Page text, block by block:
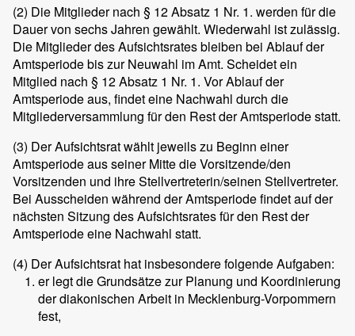
(2) Die Mitglieder nach § 12 Absatz 1 Nr. 1. werden für die
Dauer von sechs Jahren gewählt. Wiederwahl ist zulässig.
Die Mitglieder des Aufsichtsrates bleiben bei Ablauf der
Amtsperiode bis zur Neuwahl im Amt. Scheidet ein
Mitglied nach § 12 Absatz 1 Nr. 1. Vor Ablauf der
Amtsperiode aus, findet eine Nachwahl durch die
Mitgliederversammlung für den Rest der Amtsperiode statt.
(3) Der Aufsichtsrat wählt jeweils zu Beginn einer
Amtsperiode aus seiner Mitte die Vorsitzende/den
Vorsitzenden und ihre Stellvertreterin/seinen Stellvertreter.
Bei Ausscheiden während der Amtsperiode findet auf der
nächsten Sitzung des Aufsichtsrates für den Rest der
Amtsperiode eine Nachwahl statt.
(4) Der Aufsichtsrat hat insbesondere folgende Aufgaben:
er legt die Grundsätze zur Planung und Koordinierung
der diakonischen Arbeit in Mecklenburg-Vorpommern
fest,